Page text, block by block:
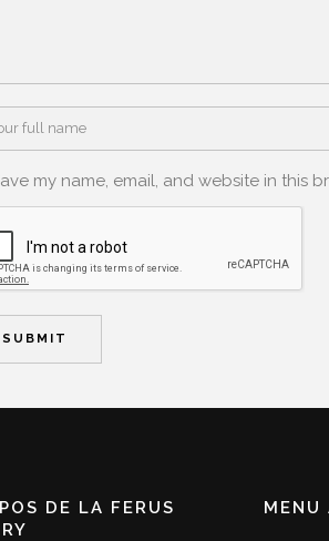
my name, email, and website in this
DE LA FERUS
MENU